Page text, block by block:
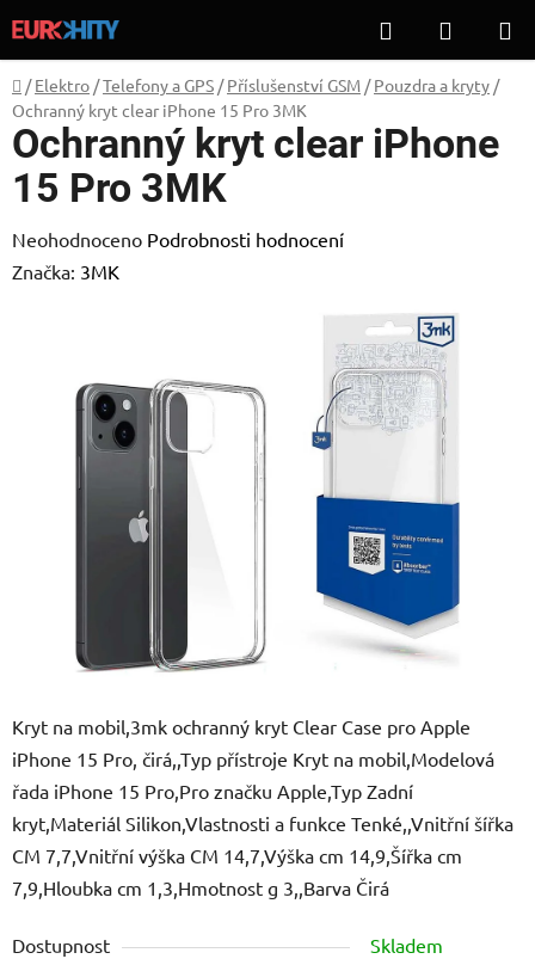
na
obsah
Hledat
KOŠÍK
Domů
/ Elektro /Telefony a GPS / Příslušenství GSM / Pouzdra a kryty /
Ochranný kryt clear iPhone 15 Pro 3MK
Kryt na mobil,3mk ochranný kryt Clear Case pro Apple
iPhone 15 Pro, čirá,,Typ přístroje Kryt na mobil,Modelová
řada iPhone 15 Pro,Pro značku Apple,Typ Zadní
kryt,Materiál Silikon,Vlastnosti a funkce Tenké,,Vnitřní šířka
CM 7,7,Vnitřní výška CM 14,7,Výška cm 14,9,Šířka cm
7,9,Hloubka cm 1,3,Hmotnost g 3,,Barva Čirá
Dostupnost
Skladem
Ochranný kryt clear iPhone
15 Pro 3MK
Průměrné
hodnocení
hvězdiček.
Neohodnoceno Podrobnosti hodnocení
Značka: 3MK